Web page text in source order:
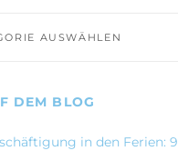
DEM BLOG
in den Ferien: 9